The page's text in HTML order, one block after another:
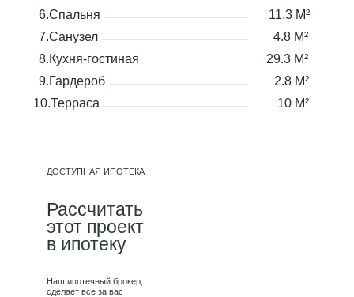
6.Спальня
11.3 М²
7.Санузел
8.Кухня-гостиная
4.8 М²
29.3 М²
9.Гардероб
2.8 М²
10.Терраса
10 М²
Рассчитать
этот проект
в ипотеку
ДОСТУПНАЯ ИПОТЕКА
Наш ипотечный брокер,
сделает все за вас